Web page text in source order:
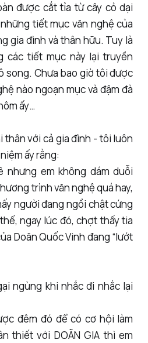
được cắt tỉa từ cây cỏ dại
tiết mục văn nghệ của
gia đình và thân hữu. Tuy là
các tiết mục này lại truyền
song. Chưa bao giờ tôi được
nào ngoạn mục và đậm đà
ấy…
thân với cả gia đình - tôi luôn
ấy rằng:
nhưng em không dám duỗi
trình văn nghệ quá hay,
người đang ngồi chật cứng
ngay lúc đó, chợt thấy tia
Doãn Quốc Vinh đang “lướt
ngùng khi nhắc đi nhắc lại
đêm đó để có cơ hội làm
thiết với DOÃN GIA thì em